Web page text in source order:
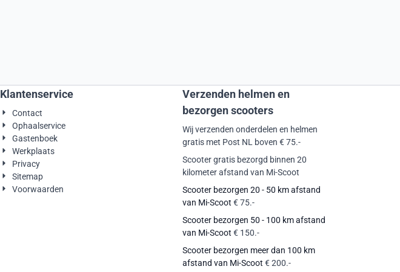
Klantenservice
Contact
Ophaalservice
Gastenboek
Werkplaats
Privacy
Sitemap
Voorwaarden
Verzenden helmen en
bezorgen scooters
Wij verzenden onderdelen en helmen
gratis met Post NL boven € 75.-
Scooter gratis bezorgd binnen 20
kilometer afstand van Mi-Scoot
Scooter bezorgen 20 - 50 km afstand
van Mi-Scoot € 75.-
Scooter bezorgen 50 - 100 km afstand
van Mi-Scoot € 150.-
Scooter bezorgen meer dan 100 km
afstand van Mi-Scoot € 200.-